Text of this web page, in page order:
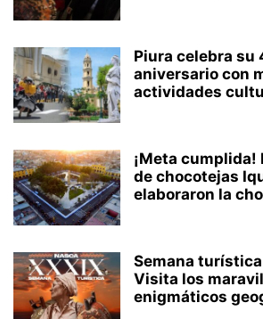
Piura celebra su
aniversario con
actividades
¡Meta
de chocotejas
elaboraron la
Semana
Visita los
enigmáticos